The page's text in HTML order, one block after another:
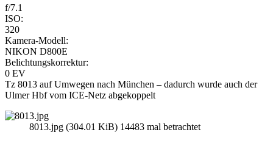
f/7.1
ISO:
320
Kamera-Modell:
NIKON D800E
Belichtungskorrektur:
0 EV
Tz 8013 auf Umwegen nach München – dadurch wurde auch der
Ulmer Hbf vom ICE-Netz abgekoppelt
8013.jpg (304.01 KiB) 14483 mal betrachtet